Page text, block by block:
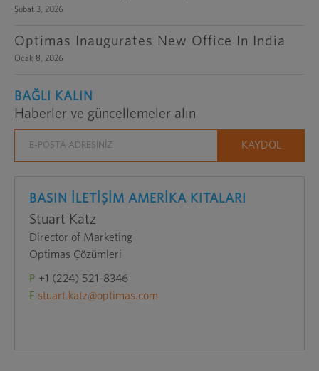
Şubat 3, 2026
Optimas Inaugurates New Office In India
Ocak 8, 2026
BAĞLI KALIN
Haberler ve güncellemeler alın
BASIN İLETİŞİM AMERİKA KITALARI
Stuart Katz
Director of Marketing
Optimas Çözümleri
P +1 (224) 521-8346
E stuart.katz@optimas.com